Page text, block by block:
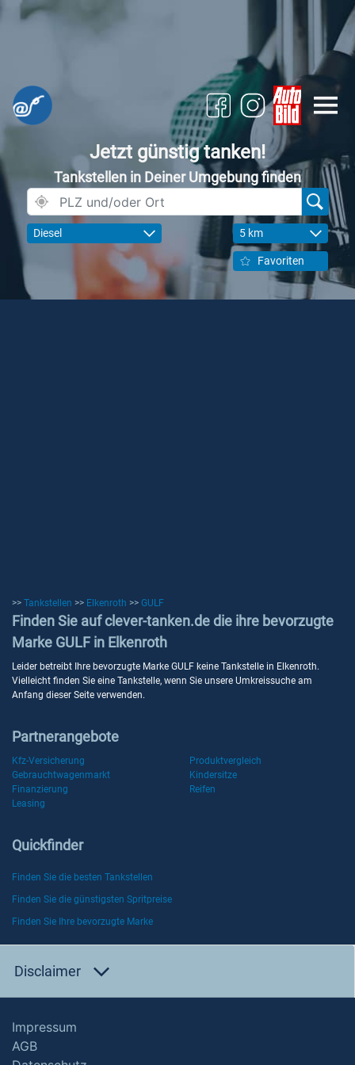
Jetzt günstig tanken!
Tankstellen in Deiner Umgebung finden
Diesel 5 km
Favoriten
>> Tankstellen >> Elkenroth >> GULF
Finden Sie auf clever-tanken.de die ihre bevorzugte
Marke GULF in Elkenroth
Leider betreibt Ihre bevorzugte Marke GULF keine Tankstelle in Elkenroth.
Vielleicht finden Sie eine Tankstelle, wenn Sie unsere Umkreissuche am
Anfang dieser Seite verwenden.
Partnerangebote
Kfz-Versicherung
Produktvergleich
Gebrauchtwagenmarkt
Kindersitze
Finanzierung
Reifen
Leasing
Quickfinder
Finden Sie die besten Tankstellen
Finden Sie die günstigsten Spritpreise
Finden Sie Ihre bevorzugte Marke
Disclaimer
Impressum
AGB